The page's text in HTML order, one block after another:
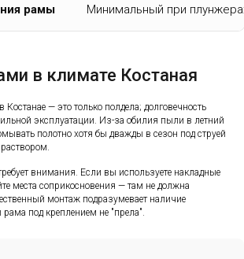
рамы Минимальный при
в климате Костаная
Костанае — это только полдела; долговечность
эксплуатации. Из-за обилия пыли в летний
полотно хотя бы дважды в сезон под струей
внимания. Если вы используете накладные
места соприкосновения — там не должна
монтаж подразумевает наличие
под креплением не "прела".